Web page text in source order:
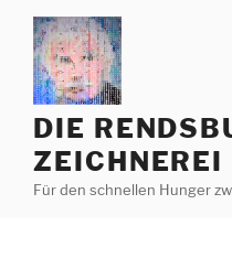
Zum
Inhalt
springen
DIE
ZEICHNEREI
Für den schnellen Hunger